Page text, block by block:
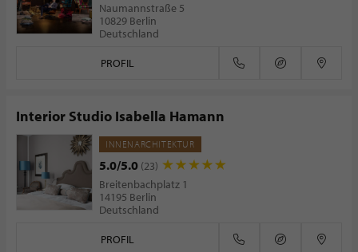
Naumannstraße 5
10829 Berlin
Deutschland
PROFIL
Interior Studio Isabella Hamann
INNENARCHITEKTUR
5.0/5.0 (23)
Breitenbachplatz 1
14195 Berlin
Deutschland
PROFIL